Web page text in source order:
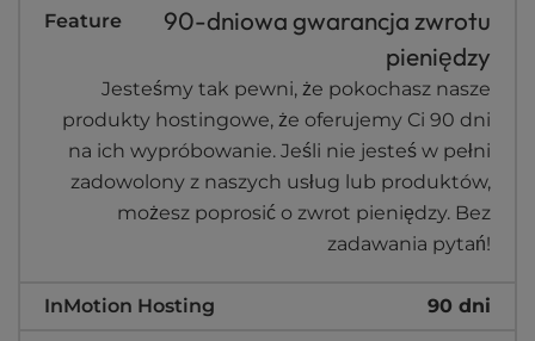
90-dniowa gwarancja zwrotu
pieniędzy
Jesteśmy tak pewni, że pokochasz nasze
produkty hostingowe, że oferujemy Ci 90 dni
na ich wypróbowanie. Jeśli nie jesteś w pełni
zadowolony z naszych usług lub produktów,
możesz poprosić o zwrot pieniędzy. Bez
zadawania pytań!
90 dni